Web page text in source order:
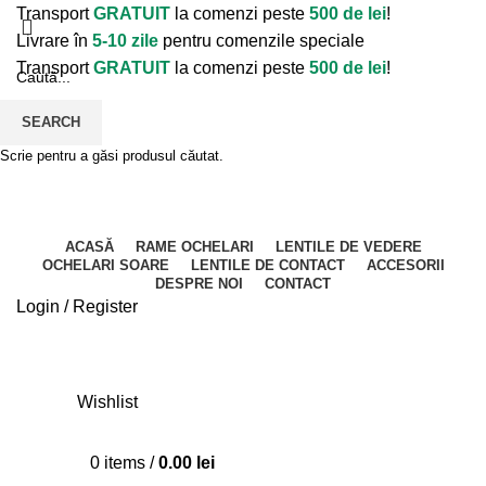
TransportGRATUIT la comenzi peste 500 de lei!
Livrare în 5-10 zile pentru comenzile speciale
TransportGRATUIT la comenzi peste 500 de lei!
ACASĂ RAME OCHELARI
LENTILE DE VEDERE
OCHELARI SOARE
LENTILE DE CONTACT
ACCESORII
DESPRE NOI
CONTACT
Login / Register
Wishlist
0 items / 0.00 lei
SEARCH
Scrie pentru a găsi produsul căutat.